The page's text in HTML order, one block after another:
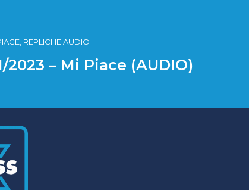
REPLICHE AUDIO
2023 – Mi Piace (AUDIO)